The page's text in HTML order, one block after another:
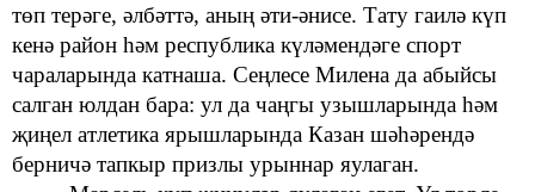
төп терәге, әлбәттә, аның әти-әнисе. Тату гаилә күп
кенә район һәм республика күләмендәге спорт
чараларында катнаша. Сеңлесе Милена да абыйсы
салган юлдан бара: ул да чаңгы узышларында һәм
җиңел атлетика ярышларында Казан шәһәрендә
берничә тапкыр призлы урыннар яулаган.